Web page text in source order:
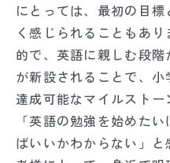
にとっては、最初の目
く感じられることもあ
的で、英語に親しむ段
が新設されることで、
達成可能なマイルストー
「英語の勉強を始めた
ばいいかわからない」